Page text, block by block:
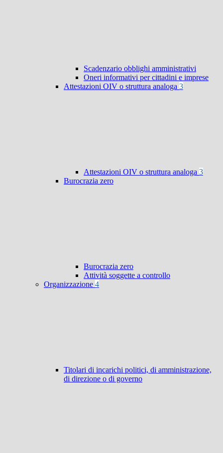
Scadenzario obblighi amministrativi
Oneri informativi per cittadini e imprese
Attestazioni OIV o struttura analoga 3
Attestazioni OIV o struttura analoga 3
Burocrazia zero
Burocrazia zero
Attività soggette a controllo
Organizzazione 4
Titolari di incarichi politici, di amministrazione,
di direzione o di governo